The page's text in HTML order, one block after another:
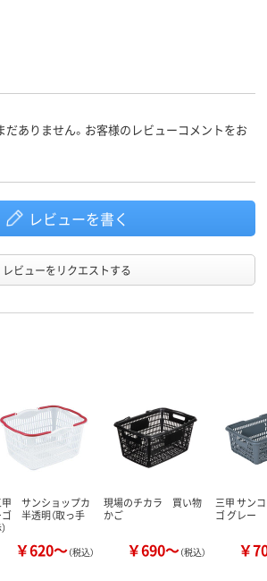
ありません。お客様のレビューコメントをお
レビューを書く
レビューをリクエストする
甲 サンショップカ
ゴ 半透明（取っ手
￥620～（税込）
現場のチカラ 買い物
かご
￥690～（税込）
三甲 サン
ゴ グレー
￥